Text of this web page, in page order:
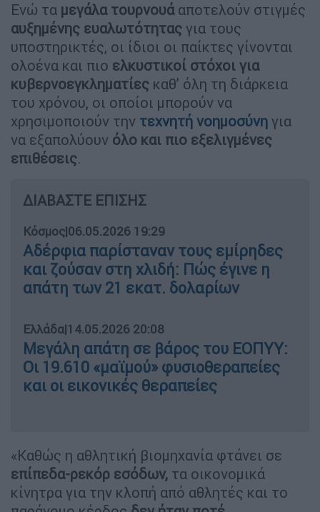
Ενώ τα μεγάλα τουρνουάαποτελούν στιγμές
αυξημένης ευαλωτότητας για τους
υποστηρικτές, οι ίδιοι οι παίκτες γίνονται
ολοένα και πιο ελκυστικοί στόχοι για
κυβερνοεγκληματίες καθ’ όλη τη διάρκεια
του χρόνου, οι οποίοι μπορούν να
χρησιμοποιούν την τεχνητή νοημοσύνη για
να εξαπολύουν όλο και πιο εξελιγμένες
επιθέσεις.
ΔΙΑΒΑΣΤΕ ΕΠΙΣΗΣ
Κόσμος|06.05.2026 19:29
Αδέρφια παρίσταναν τους εμίρηδες
και ζούσαν στη χλιδή: Πώς έγινε η
απάτη των 21 εκατ. δολαρίων
Ελλάδα|14.05.2026 20:08
Μεγάλη απάτη σε βάρος του ΕΟΠΥΥ:
Οι 19.610 «μαϊμού» φυσιοθεραπείες
και οι εικονικές θεραπείες
«Καθώς η αθλητική βιομηχανία φτάνει σε
επίπεδα-ρεκόρ εσόδων, τα οικονομικά
κίνητρα για την κλοπή από αθλητές και το